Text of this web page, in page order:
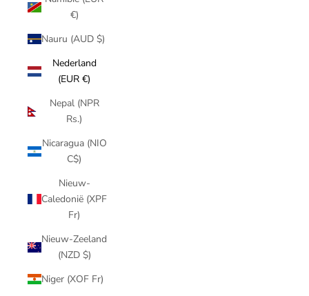
€)
Nauru (AUD $)
Nederland
(EUR €)
Nepal (NPR
Rs.)
Nicaragua (NIO
C$)
Nieuw-
Caledonië (XPF
Fr)
Nieuw-Zeeland
(NZD $)
Niger (XOF Fr)